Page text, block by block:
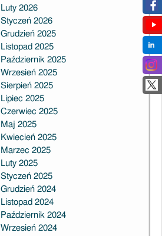
Luty 2026
Styczeń 2026
Grudzień 2025
Listopad 2025
Październik 2025
Wrzesień 2025
Sierpień 2025
Lipiec 2025
Czerwiec 2025
Maj 2025
Kwiecień 2025
Marzec 2025
Luty 2025
Styczeń 2025
Grudzień 2024
Listopad 2024
Październik 2024
Wrzesień 2024